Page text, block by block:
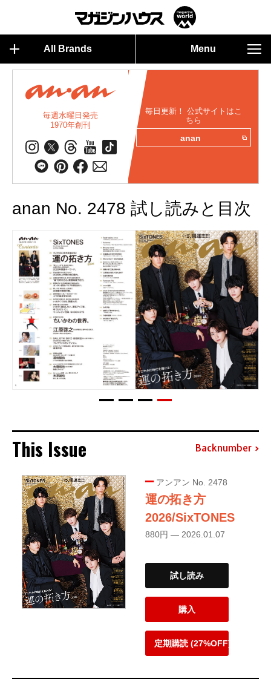
All Brands Menu
毎週水曜日発売
1970年創刊
毎日更新！ 公式サイトはこ
ちら
anan
anan No. 2478 試し読みと目次
This Issue Backnumber
アンアン No. 2478
運の拓き方
2026/SixTONES
880円 — 2026.01.07
試し読み
購入
定期購読 (27%OFF)